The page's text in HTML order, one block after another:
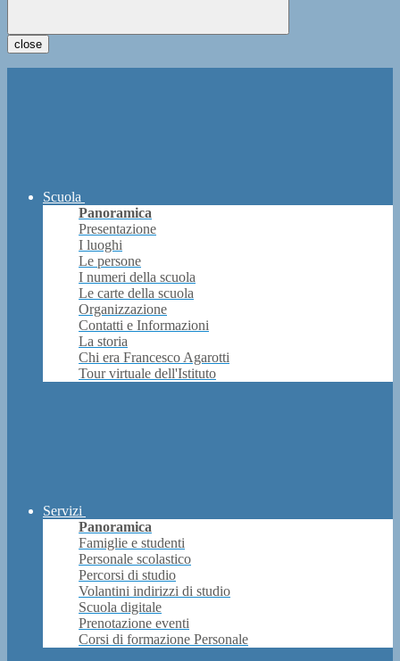
close
Scuola
Panoramica
Presentazione
I luoghi
Le persone
I numeri della scuola
Le carte della scuola
Organizzazione
Contatti e Informazioni
La storia
Chi era Francesco Agarotti
Tour virtuale dell'Istituto
Servizi
Panoramica
Famiglie e studenti
Personale scolastico
Percorsi di studio
Volantini indirizzi di studio
Scuola digitale
Prenotazione eventi
Corsi di formazione Personale